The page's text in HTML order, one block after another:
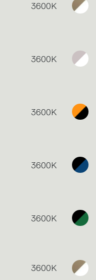
3600K
3600K
3600K
3600K
3600K
3600K